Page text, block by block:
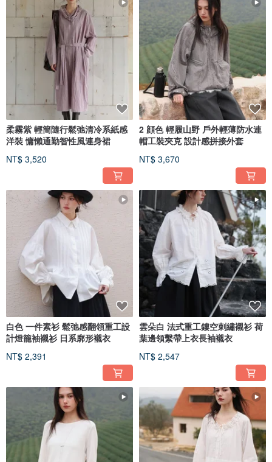
柔霧紫 輕簡隨行鬆弛清冷系紙感
洋裝 慵懶通勤智性風連身裙
NT$ 3,520
2 顔色 輕履山野 戶外輕薄防水連
帽工裝夾克 設計感拼接外套
NT$ 3,670
白色 一件素衫 鬆弛感翻領重工設
計燈籠袖襯衫 日系廓形襯衣
NT$ 2,391
雲朵白 法式重工鏤空刺繡襯衫 荷
葉邊領繫帶上衣長袖襯衣
NT$ 2,547